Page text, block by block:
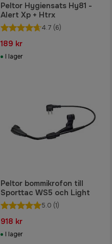
Peltor Hygiensats Hy81 -
Alert Xp + Htrx
4.7 (6)
189 kr
I lager
Peltor bommikrofon till
Sporttac WS5 och Light
5.0 (1)
918 kr
I lager